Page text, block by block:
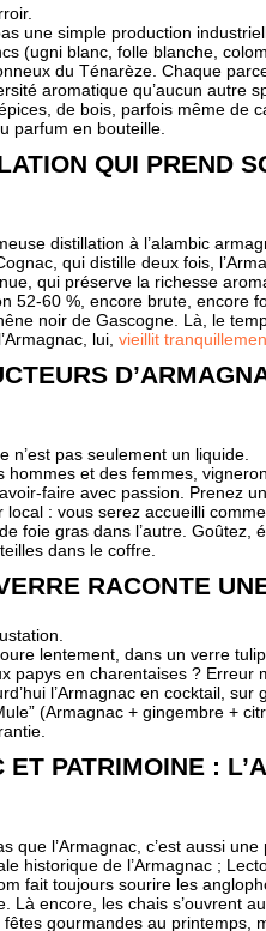
une simple production
(ugni blanc, folle blanche,
du Ténarèze. Chaque
aromatique qu’aucun autre
de bois, parfois même de
parfum en bouteille.
QUI PREND
distillation à l’alambic
qui distille deux fois,
qui préserve la richesse
52-60 %, encore brute, encore
noir de Gascogne. Là, le
lui, vieillit
n’est pas seulement un liquide.
hommes et des femmes,
faire avec passion. Prenez
local : vous serez accueilli
foie gras dans l’autre.
dans le coffre.
RACONTE
lentement, dans un verre
papys en charentaises ? Erreur
l’Armagnac en cocktail,
(Armagnac + gingembre +
ET PATRIMOINE :
que l’Armagnac, c’est aussi
historique de l’Armagnac ;
fait toujours sourire les
Là encore, les chais s’ouvrent
fêtes gourmandes au printemps,